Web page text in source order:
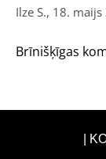
Ilze S., 18.
Brīnišķīgas
|